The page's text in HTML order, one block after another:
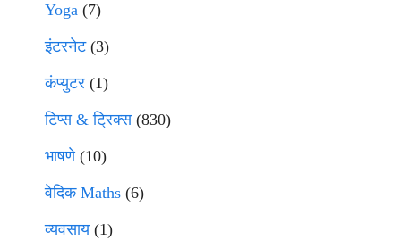
Yoga (7)
इंटरनेट(3)
कंप्युटर (1)
टिप्स & ट्रिक्स(830)
भाषणे(10)
वेदिक Maths (6)
व्यवसाय(1)